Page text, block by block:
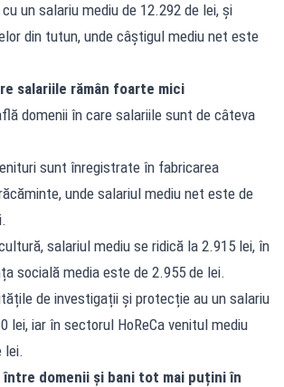
un salariu mediu de 12.292 de lei, și
din tutun, unde câștigul mediu net este
salariile rămân foarte mici
domenii în care salariile sunt de câteva
sunt înregistrate în fabricarea
unde salariul mediu net este de
salariul mediu se ridică la 2.915 lei, în
socială media este de 2.955 de lei.
de investigații și protecție au un salariu
lei, iar în sectorul HoReCa venitul mediu
lei.
domenii și bani tot mai puțini în